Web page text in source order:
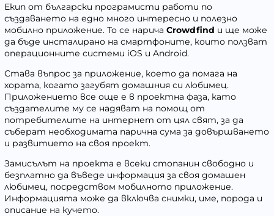
Екип от български програмисти работи по
създаването на едно много интересно и полезно
мобилно приложение. То се нарича Crowdfind и ще може
да бъде инсталирано на смартфоните, които ползват
операционните системи iOS и Android.
Става въпрос за приложение, което да помага на
хората, когато загубят домашния си любимец.
Приложението все още е в проектна фаза, като
създателите му се надяват на помощ от
потребителите на интернет от цял свят, за да
съберат необходимата парична сума за довършването
и развитието на своя проект.
Замисълът на проекта е всеки стопанин свободно и
безплатно да въведе информация за своя домашен
любимец, посредством мобилното приложение.
Информацията може да включва снимки, име, порода и
описание на кучето.